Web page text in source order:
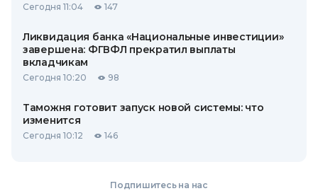
Сегодня 11:04 147
Ликвидация банка «Национальные инвестиции»
завершена: ФГВФЛ прекратил выплаты
вкладчикам
Сегодня 10:20 98
Таможня готовит запуск новой системы: что
изменится
Сегодня 10:12 146
Подпишитесь на нас